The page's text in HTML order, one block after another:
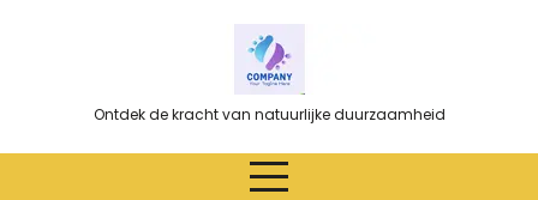
Ontdek de kracht van natuurlijke duurzaamheid